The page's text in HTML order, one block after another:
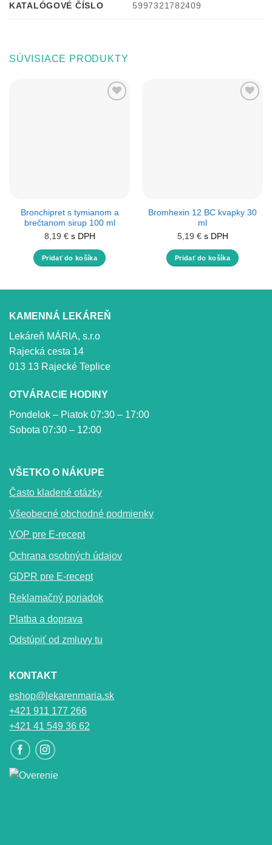
KATALÓGOVÉ ČÍSLO 5997321782409
SÚVISIACE PRODUKTY
Bronchipret s tymianom a
brečtanom sirup 100 ml
8,19 € s DPH
Pridať do košíka
Bromhexin 12 BC kvapky 30
ml
5,19 € s DPH
Pridať do košíka
KAMENNÁ LEKÁREŇ
Lekáreň MÁRIA, s.r.o
Rajecká cesta 14
013 13 Rajecké Teplice
OTVÁRACIE HODINY
Pondelok – Piatok 07:30 – 17:00
Sobota 07:30 – 12:00
VŠETKO O NÁKUPE
Často kladené otázky
Všeobecné obchodné podmienky
VOP pre E-recept
Ochrana osobných údajov
GDPR pre E-recept
Reklamačný poriadok
Platba a doprava
Odstúpiť od zmluvy tu
KONTAKT
eshop@lekarenmaria.sk
+421 911 177 266
+421 41 549 36 62